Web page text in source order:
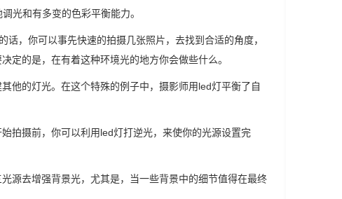
光和有多变的色彩平衡能力。
，你可以事先快速的拍摄几张照片，去找到合适的角度，
定的是，在有着这种环境光的地方你会做些什么。
他的灯光。在这个特殊的例子中，摄影师用led灯平衡了自
拍摄前，你可以利用led灯打逆光，来使你的光源设置完
源去增强背景光，尤其是，当一些背景中的细节值得在最终